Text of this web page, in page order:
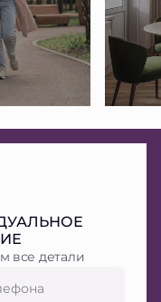
все детали